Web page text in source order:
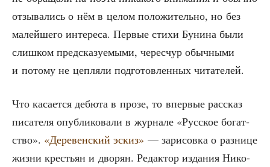
отзы­ва­лись о нём в целом поло­жи­тель­но, но без
малей­ше­го инте­ре­са. Пер­вые сти­хи Буни­на были
слиш­ком пред­ска­зу­е­мы­ми, черес­чур обыч­ны­ми
и пото­му не цеп­ля­ли под­го­тов­лен­ных читателей.
Что каса­ет­ся дебю­та в про­зе, то впер­вые рас­сказ
писа­те­ля опуб­ли­ко­ва­ли в жур­на­ле «Рус­ское богат­
ство». «Дере­вен­ский эскиз» — зари­сов­ка о раз­ни­це
жиз­ни кре­стьян и дво­рян. Редак­тор изда­ния Нико­